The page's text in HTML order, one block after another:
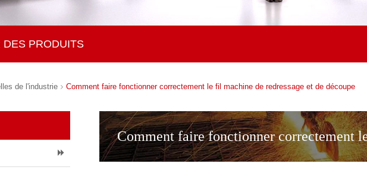
DES PRODUITS
de l'industrie Comment faire fonctionner correctement le fil machine de redressage et de découpe
Comment faire fonctionner correctement